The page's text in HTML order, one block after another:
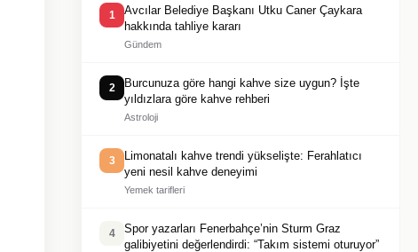
1
Avcılar Belediye Başkanı Utku Caner Çaykara
hakkında tahliye kararı
Gündem
2
Burcunuza göre hangi kahve size uygun? İşte
yıldızlara göre kahve rehberi
Astroloji
3
Limonatalı kahve trendi yükselişte: Ferahlatıcı
yeni nesil kahve deneyimi
Yemek tarifleri
4
Spor yazarları Fenerbahçe’nin Sturm Graz
galibiyetini değerlendirdi: “Takım sistemi oturuyor”